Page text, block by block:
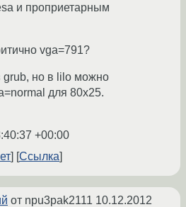
и проприетарным
vga=791?
grub, но в lilo можно
для 80x25.
+00:00
Ссылка
от npu3pak2111 10.12.2012